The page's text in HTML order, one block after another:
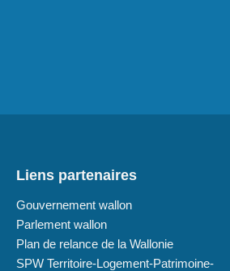
Liens partenaires
Gouvernement wallon
Parlement wallon
Plan de relance de la Wallonie
SPW Territoire-Logement-Patrimoine-